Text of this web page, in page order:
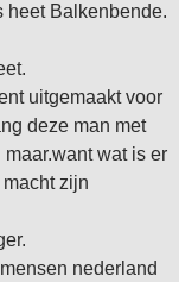
heet Balkenbende.
uitgemaakt voor
deze man met
wat is er
zijn
nederland